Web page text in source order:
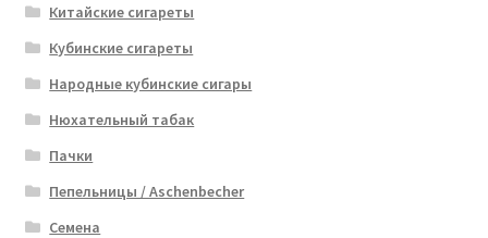
Китайские сигареты
Кубинские сигареты
Народные кубинские сигары
Нюхательный табак
Пачки
Пепельницы / Aschenbecher
Семена